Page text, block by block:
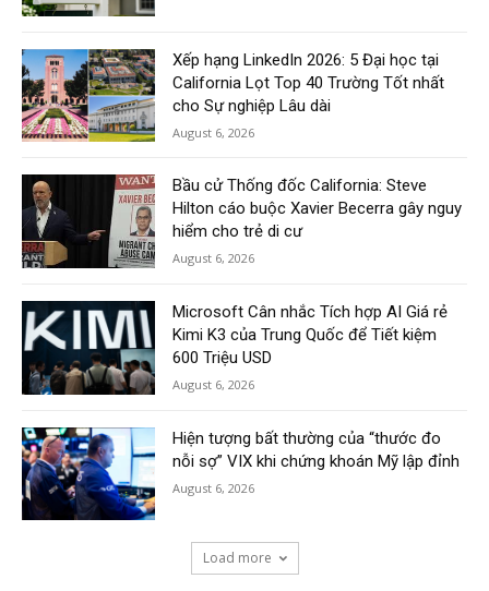
Xếp hạng LinkedIn 2026: 5 Đại học tại
California Lọt Top 40 Trường Tốt nhất
cho Sự nghiệp Lâu dài
August 6, 2026
Bầu cử Thống đốc California: Steve
Hilton cáo buộc Xavier Becerra gây nguy
hiểm cho trẻ di cư
August 6, 2026
Microsoft Cân nhắc Tích hợp AI Giá rẻ
Kimi K3 của Trung Quốc để Tiết kiệm
600 Triệu USD
August 6, 2026
Hiện tượng bất thường của “thước đo
nỗi sợ” VIX khi chứng khoán Mỹ lập đỉnh
August 6, 2026
Load more